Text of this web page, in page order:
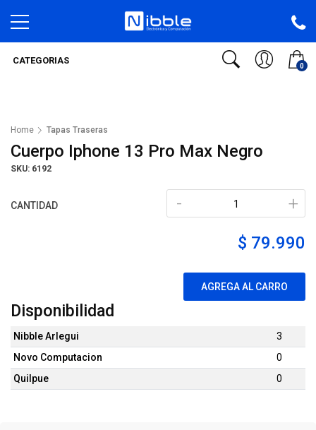
0
CATEGORIAS
Home Tapas Traseras
Cuerpo Iphone 13 Pro Max Negro
SKU: 6192
CANTIDAD +
-
$ 79.990
AGREGA AL CARRO
Disponibilidad
Nibble Arlegui
3
Novo Computacion
0
Quilpue
0